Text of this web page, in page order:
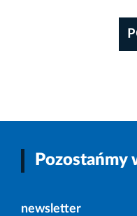
Pozostańmy
newsletter